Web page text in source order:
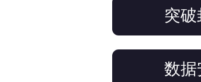
突
数据